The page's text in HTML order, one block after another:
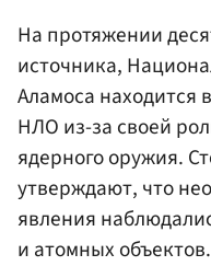
На протяжении
источника,
Аламоса находится
НЛО из-за своей
ядерного оружия.
утверждают, что
явления
и атомных объектов.